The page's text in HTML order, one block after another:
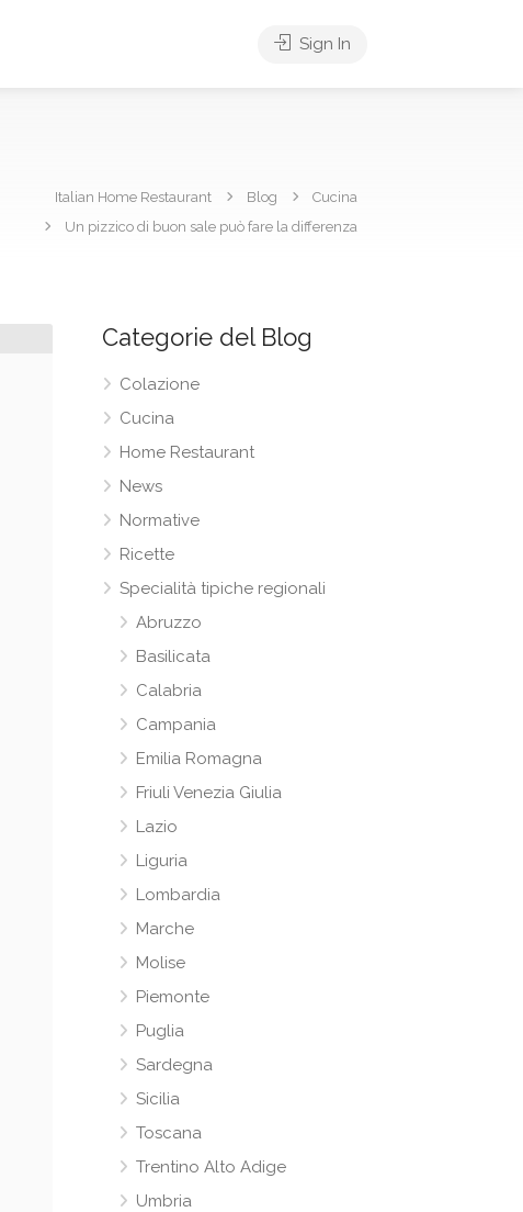
Sign In
Italian Home Restaurant Blog
Cucina
Un pizzico di buon sale può fare la differenza
Categorie del Blog
Colazione
Cucina
Home Restaurant
News
Normative
Ricette
Specialità tipiche regionali
Abruzzo
Basilicata
Calabria
Campania
Emilia Romagna
Friuli Venezia Giulia
Lazio
Liguria
Lombardia
Marche
Molise
Piemonte
Puglia
Sardegna
Sicilia
Toscana
Trentino Alto Adige
Umbria